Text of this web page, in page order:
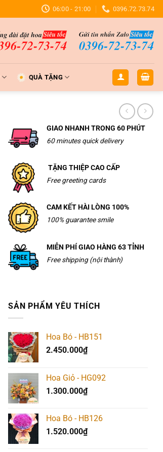
06:00 - 21:00 0396.72.73.74
QUÀ TẶNG
GIAO NHANH TRONG 60 PHÚT
60 minutes quick delivery
TẶNG THIỆP CAO CẤP
Free greeting cards
CAM KẾT HÀI LÒNG 100%
100% guarantee smile
MIỄN PHÍ GIAO HÀNG 63 TỈNH
Free shipping (nội thành)
SẢN PHẨM YÊU THÍCH
Hoa Bó - HB151
2.450.000₫
Hoa Giỏ - HG092
1.300.000₫
Hoa Bó - HB126
1.520.000₫